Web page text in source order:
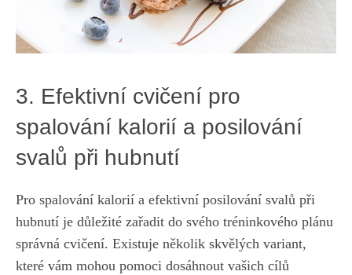
3. Efektivní cvičení pro
spalování​ kalorií a ‍posilování
‍svalů při hubnutí
Pro spalování kalorií ​a ⁢efektivní posilování svalů při
‌hubnutí je důležité zařadit do svého tréninkového plánu
správná ⁣cvičení. Existuje několik⁤ skvělých variant,
‍které vám mohou pomoci ⁢dosáhnout vašich cílů